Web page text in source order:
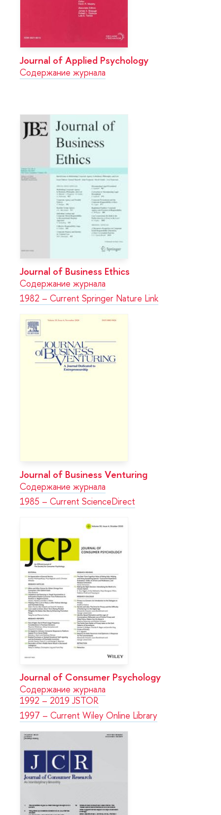
Journal of Applied Psychology
Содержание журнала
Journal of Business Ethics
Содержание журнала
1982 – Current Springer Nature Link
Journal of Business Venturing
Содержание журнала
1985 – Current ScienceDirect
Journal of Consumer Psychology
Содержание журнала
1992 – 2019 JSTOR
1997 – Current Wiley Online Library